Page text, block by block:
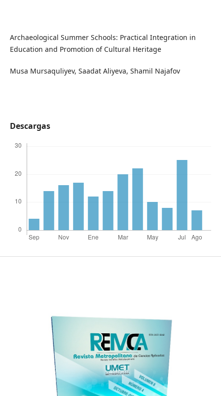
Archaeological Summer Schools: Practical Integration in
Education and Promotion of Cultural Heritage
Musa Mursaquliyev, Saadat Aliyeva, Shamil Najafov
Descargas